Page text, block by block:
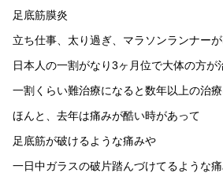
足底筋膜炎
立ち仕事、太り過ぎ、マラソンランナー
日本人の一割がなり3ヶ月位で大体の方が
一割くらい難治療になると数年以上の治
ほんと、去年は痛みが酷い時があって
足底筋が破けるような痛みや
一日中ガラスの破片踏んづけてるような